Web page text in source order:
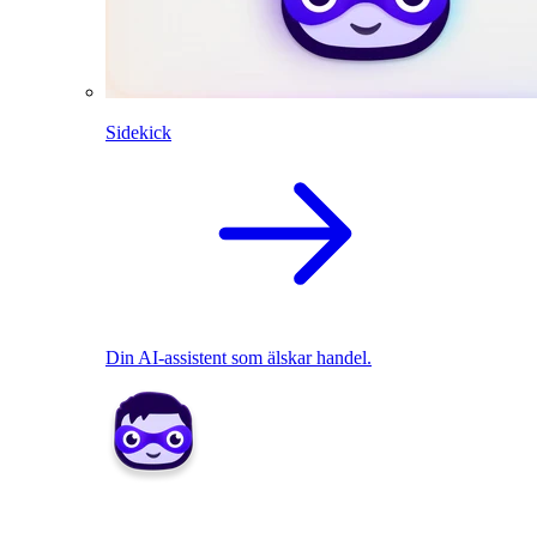
Sidekick
Din AI-assistent som älskar handel.